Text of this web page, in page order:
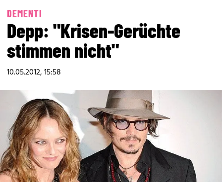
DEMENTI
Depp: "Krisen-Gerüchte
stimmen nicht"
10.05.2012, 15:58